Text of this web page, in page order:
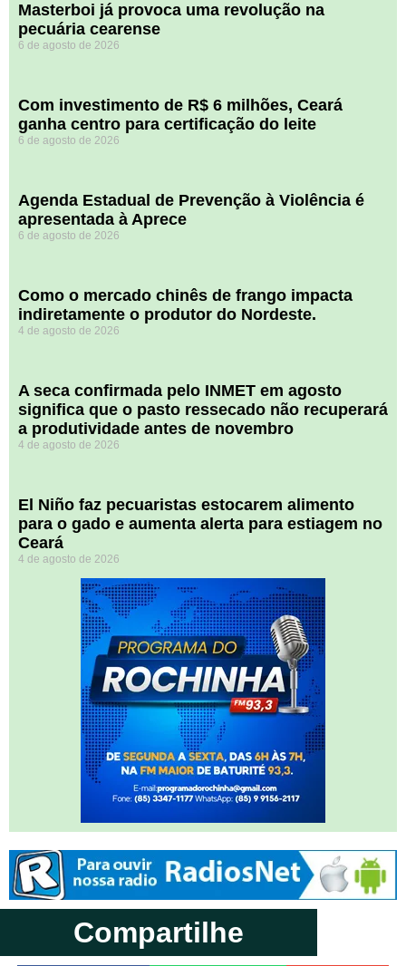
Masterboi já provoca uma revolução na
pecuária cearense
6 de agosto de 2026
Com investimento de R$ 6 milhões, Ceará
ganha centro para certificação do leite
6 de agosto de 2026
Agenda Estadual de Prevenção à Violência é
apresentada à Aprece
6 de agosto de 2026
​Como o mercado chinês de frango impacta
indiretamente o produtor do Nordeste.
4 de agosto de 2026
A seca confirmada pelo INMET em agosto
significa que o pasto ressecado não recuperará
a produtividade antes de novembro
4 de agosto de 2026
El Niño faz pecuaristas estocarem alimento
para o gado e aumenta alerta para estiagem no
Ceará
4 de agosto de 2026
Compartilhe